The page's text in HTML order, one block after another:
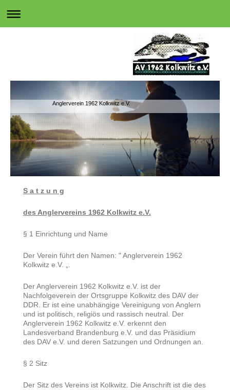
Anglerverein 1962 Kolkwitz e.V.
S a t z u n g
des Anglervereins 1962 Kolkwitz e.V.
§ 1 Einrichtung und Name
Der Verein führt den Namen: " Anglerverein 1962
Kolkwitz e.V. „.
Der Anglerverein 1962 Kolkwitz e.V. ist der
Nachfolgeverein der Ortsgruppe Kolkwitz des DAV der
DDR. Er ist eine unabhängige Vereinigung von Anglern
und ist politisch, religiös und rassisch neutral. Der
Anglerverein 1962 Kolkwitz e.V. erkennt den
Landesverband Brandenburg e.V. und das Präsidium
des DAV e.V. und deren Satzungen und Ordnungen an.
§ 2 Sitz
Der Sitz des Vereins ist Kolkwitz. Die Anschrift ist die des